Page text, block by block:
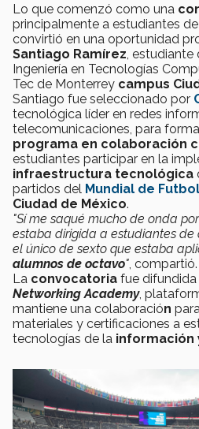
Lo que comenzó como una
principalmente a estudiantes
convirtió en una oportunidad
Santiago Ramírez ,
Ingeniería en Tecnologías
Tec de Monterrey campus
Santiago fue seleccionado por
tecnológica líder en redes
telecomunicaciones, para
programa en colaboración
estudiantes participar en la
infraestructura tecnológica
partidos del Mundial de Futbol
Ciudad de México.
"Sí me saqué mucho de onda
estaba dirigida a estudiantes de
el único de sexto que estaba
alumnos de octavo" , compartió.
La convocatoria fue
Networking Academy,
mantiene una colaboración
materiales y certificaciones a
tecnologías de la información